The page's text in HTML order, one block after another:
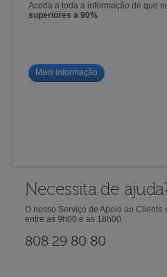
Aceda a toda a informação de que
superiores a 90%
Mais informação
Necessita de
O nosso Serviço de Apoio ao
entre as 9h00 e as 18h00
808 29 80 80